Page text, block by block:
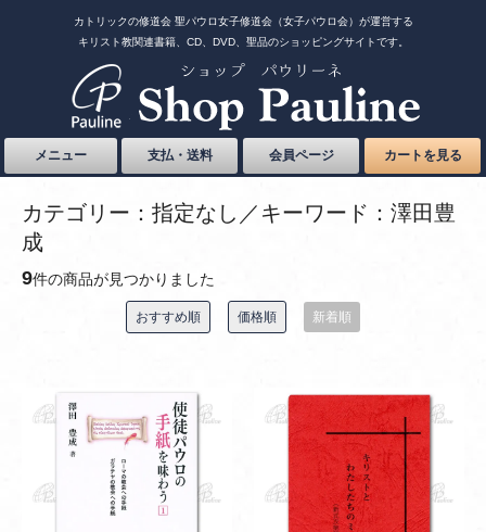
カトリックの修道会 聖パウロ女子修道会（女子パウロ会）が運営する
キリスト教関連書籍、CD、DVD、聖品のショッピングサイトです。
メニュー 支払・送料 会員ページ カートを見る
カテゴリー：指定なし／キーワード：澤田豊
成
9件の商品が見つかりました
おすすめ順 価格順 新着順